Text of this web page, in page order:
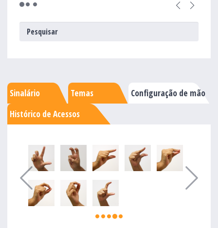
Sinalário Temas
Configuração de mão
Histórico de Acessos